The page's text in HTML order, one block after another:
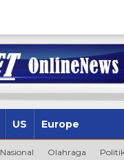
US Europe
Nasional Olahraga